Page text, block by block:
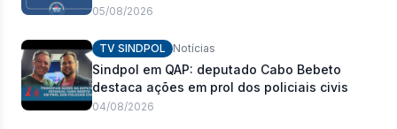
pauta de reivindicações e fortalecimento dos
05/08/2026
TV SINDPOL Notícias
Sindpol em QAP: deputado Cabo Bebeto
destaca ações em prol dos policiais civis
04/08/2026